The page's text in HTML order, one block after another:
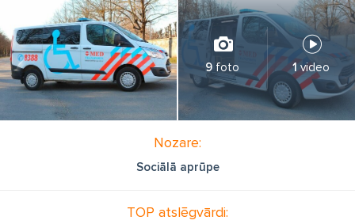
9 foto 1video
Nozare:
Sociālā aprūpe
TOP atslēgvārdi: